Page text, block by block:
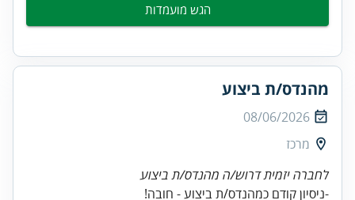
הגש מועמדות
מהנדס/ת ביצוע
08/06/2026
מרכז
לחברה יזמית דרוש/ה מהנדס/ת ביצוע